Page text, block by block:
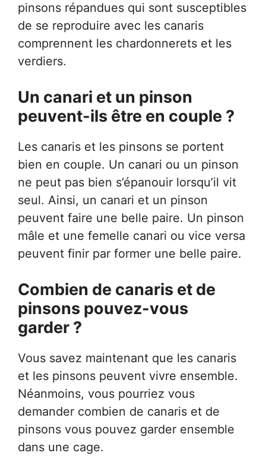
pinsons répandues qui sont susceptibles
de se reproduire avec les canaris
comprennent les chardonnerets et les
verdiers.
Un canari et un pinson
peuvent-ils être en couple ?
Les canaris et les pinsons se portent
bien en couple. Un canari ou un pinson
ne peut pas bien s’épanouir lorsqu’il vit
seul. Ainsi, un canari et un pinson
peuvent faire une belle paire. Un pinson
mâle et une femelle canari ou vice versa
peuvent finir par former une belle paire.
Combien de canaris et de
pinsons pouvez-vous
garder ?
Vous savez maintenant que les canaris
et les pinsons peuvent vivre ensemble.
Néanmoins, vous pourriez vous
demander combien de canaris et de
pinsons vous pouvez garder ensemble
dans une cage.